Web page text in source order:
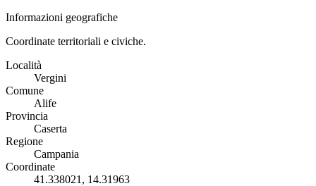
Informazioni geografiche
Coordinate territoriali e civiche.
Località
Vergini
Comune
Alife
Provincia
Caserta
Regione
Campania
Coordinate
41.338021, 14.31963